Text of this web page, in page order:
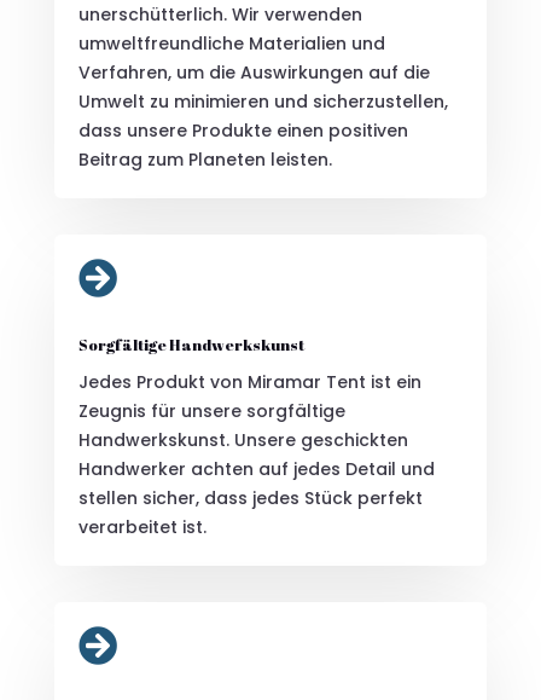
unerschütterlich. Wir verwenden
umweltfreundliche Materialien und
Verfahren, um die Auswirkungen auf die
Umwelt zu minimieren und sicherzustellen,
dass unsere Produkte einen positiven
Beitrag zum Planeten leisten.

Sorgfältige Handwerkskunst
Jedes Produkt von Miramar Tent ist ein
Zeugnis für unsere sorgfältige
Handwerkskunst. Unsere geschickten
Handwerker achten auf jedes Detail und
stellen sicher, dass jedes Stück perfekt
verarbeitet ist.
